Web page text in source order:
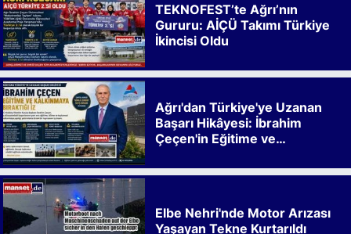
TEKNOFEST’te Ağrı’nın
Gururu: AİÇÜ Takımı Türkiye
İkincisi Oldu
Ağrı'dan Türkiye'ye Uzanan
Başarı Hikâyesi: İbrahim
Çeçen'in Eğitime ve
Elbe Nehri'nde Motor Arızası
Yaşayan Tekne Kurtarıldı